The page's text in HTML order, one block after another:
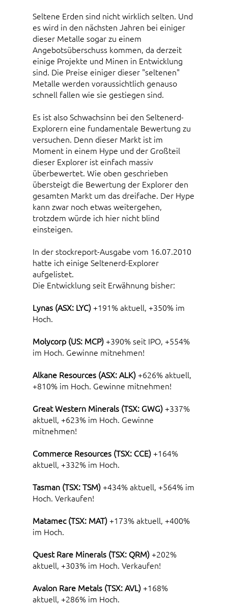
Seltene Erden sind nicht wirklich selten. Und
es wird in den nächsten Jahren bei einiger
dieser Metalle sogar zu einem
Angebotsüberschuss kommen, da derzeit
einige Projekte und Minen in Entwicklung
sind. Die Preise einiger dieser "seltenen"
Metalle werden voraussichtlich genauso
schnell fallen wie sie gestiegen sind.
Es ist also Schwachsinn bei den Seltenerd-
Explorern eine fundamentale Bewertung zu
versuchen. Denn dieser Markt ist im
Moment in einem Hype und der Großteil
dieser Explorer ist einfach massiv
überbewertet. Wie oben geschrieben
übersteigt die Bewertung der Explorer den
gesamten Markt um das dreifache. Der Hype
kann zwar noch etwas weitergehen,
trotzdem würde ich hier nicht blind
einsteigen.
In der stockreport-Ausgabe vom 16.07.2010
hatte ich einige Seltenerd-Explorer
aufgelistet.
Die Entwicklung seit Erwähnung bisher:
Lynas (ASX: LYC)+191% aktuell, +350% im
Hoch.
Molycorp (US: MCP)+390% seit IPO, +554%
im Hoch. Gewinne mitnehmen!
Alkane Resources (ASX: ALK)+626% aktuell,
+810% im Hoch. Gewinne mitnehmen!
Great Western Minerals (TSX: GWG)+337%
aktuell, +623% im Hoch. Gewinne
mitnehmen!
Commerce Resources (TSX: CCE)+164%
aktuell, +332% im Hoch.
Tasman (TSX: TSM)+434% aktuell, +564% im
Hoch. Verkaufen!
Matamec (TSX: MAT)+173% aktuell, +400%
im Hoch.
Quest Rare Minerals (TSX: QRM)+202%
aktuell, +303% im Hoch. Verkaufen!
Avalon Rare Metals (TSX: AVL)+168%
aktuell, +286% im Hoch.